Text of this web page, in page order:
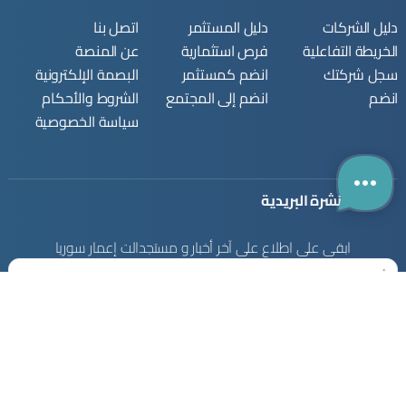
دليل الشركات
الخريطة التفاعلية
سجل شركتك
انضم
دليل المستثمر
فرص استثمارية
انضم كمستثمر
انضم إلى المجتمع
اتصل بنا
عن المنصة
البصمة الإلكترونية
الشروط والأحكام
سياسة الخصوصية
النشرة البريدية
ابقى على اطلاع على آخر أخبار و مستجدالت إعمار سوريا